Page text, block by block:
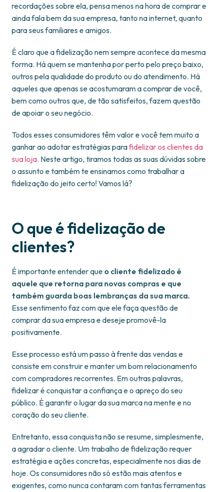
recordações sobre ela, pensa menos na hora de comprar e
ainda fala bem da sua empresa, tanto na internet, quanto
para seus familiares e amigos.
É claro que a fidelização nem sempre acontece da mesma
forma. Há quem se mantenha por perto pelo preço baixo,
outros pela qualidade do produto ou do atendimento. Há
aqueles que apenas se acostumaram a comprar de você,
bem como outros que, de tão satisfeitos, fazem questão
de apoiar o seu negócio.
Todos esses consumidores têm valor e você tem muito a
ganhar ao adotar estratégias parafidelizar os clientes da
sua loja. Neste artigo, tiramos todas as suas dúvidas sobre
o assunto e também te ensinamos como trabalhar a
fidelização do jeito certo! Vamos lá?
O que é fidelização de
clientes?
É importante entender que o cliente fidelizado é
aquele que retorna para novas compras e que
também guarda boas lembranças da sua marca.
Esse sentimento faz com que ele faça questão de
comprar da sua empresa e deseje promovê-la
positivamente.
Esse processo está um passo à frente das vendas e
consiste em construir e manter um bom relacionamento
com compradores recorrentes. Em outras palavras,
fidelizar é conquistar a confiança e o apreço do seu
público. É garantir o lugar da sua marca na mente e no
coração do seu cliente.
Entretanto, essa conquista não se resume, simplesmente,
a agradar o cliente. Um trabalho de fidelização requer
estratégia e ações concretas, especialmente nos dias de
hoje. Os consumidores não só estão mais atentos e
exigentes, como nunca contaram com tantas ferramentas